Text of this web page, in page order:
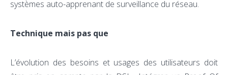
systèmes auto-apprenant de surveillance du réseau.
Technique mais pas que
L’évolution des besoins et usages des utilisateurs doit